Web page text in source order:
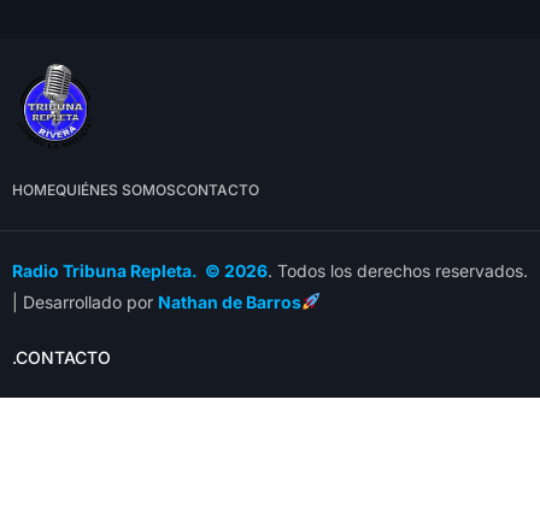
HOMEQUIÉNES SOMOSCONTACTO
Radio Tribuna Repleta. © 2026. Todos los derechos reservados.
| Desarrollado por Nathan de Barros
.CONTACTO